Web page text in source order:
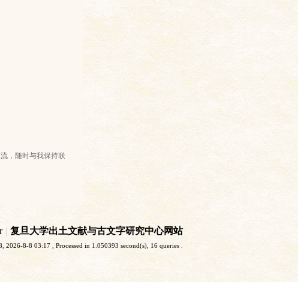
，随时与我保持联
| 复旦大学出土文献与古文字研究中心网站
2026-8-8 03:17 , Processed in 1.050393 second(s), 16 queries .